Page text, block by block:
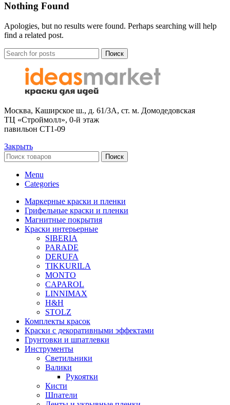
Nothing Found
Apologies, but no results were found. Perhaps searching will help
find a related post.
Поиск
Москва, Каширское ш., д. 61/3А, ст. м. Домодедовская
ТЦ «Строймолл», 0-й этаж
павильон СТ1-09
Закрыть
Поиск
Menu
Categories
Маркерные краски и пленки
Грифельные краски и пленки
Магнитные покрытия
Краски интерьерные
SIBERIA
PARADE
DERUFA
TIKKURILA
MONTO
CAPAROL
LINNIMAX
H&H
STOLZ
Комплекты красок
Краски с декоративными эффектами
Грунтовки и шпатлевки
Инструменты
Светильники
Валики
Рукоятки
Кисти
Шпатели